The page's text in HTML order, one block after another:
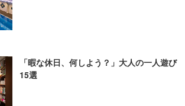
「暇な休日、何しよう？」大人の一人遊び
15選